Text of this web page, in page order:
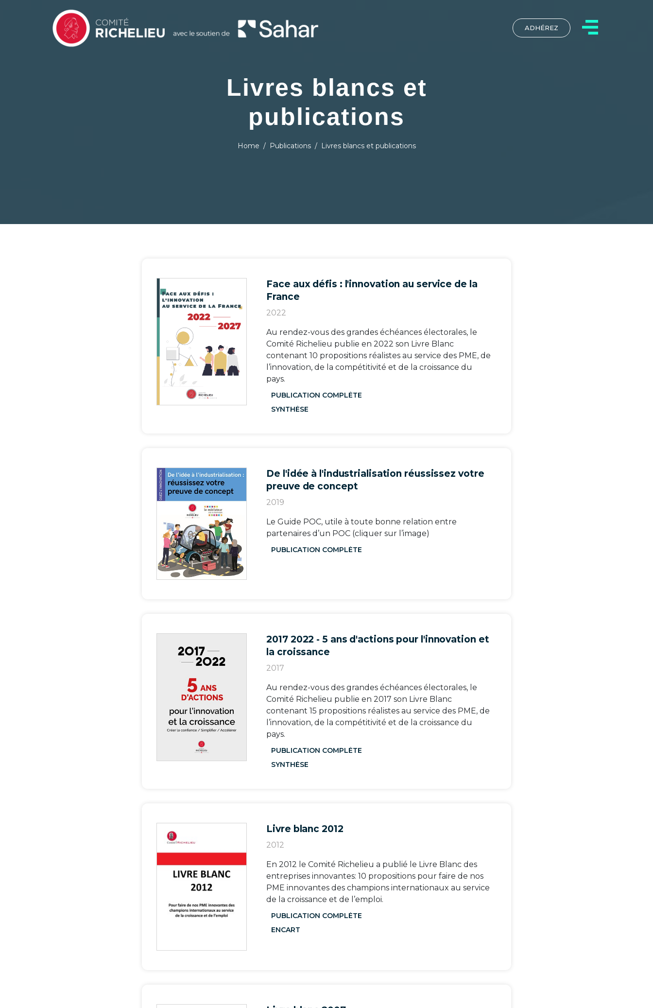
ADHÉREZ
Livres blancs et
publications
Home Publications Livres blancs et publications
Face aux défis : l'innovation au service de la
France
2022
Au rendez-vous des grandes échéances électorales, le
Comité Richelieu publie en 2022 son Livre Blanc
contenant 10 propositions réalistes au service des PME, de
l’innovation, de la compétitivité et de la croissance du
pays.
PUBLICATION COMPLÈTE
SYNTHÈSE
De l'idée à l'industrialisation réussissez votre
preuve de concept
2019
Le Guide POC, utile à toute bonne relation entre
partenaires d’un POC (cliquer sur l’image)
PUBLICATION COMPLÈTE
2017 2022 - 5 ans d'actions pour l'innovation et
la croissance
2017
Au rendez-vous des grandes échéances électorales, le
Comité Richelieu publie en 2017 son Livre Blanc
contenant 15 propositions réalistes au service des PME, de
l’innovation, de la compétitivité et de la croissance du
pays.
PUBLICATION COMPLÈTE
SYNTHÈSE
Livre blanc 2012
2012
En 2012 le Comité Richelieu a publié le Livre Blanc des
entreprises innovantes: 10 propositions pour faire de nos
PME innovantes des champions internationaux au service
de la croissance et de l’emploi.
PUBLICATION COMPLÈTE
ENCART